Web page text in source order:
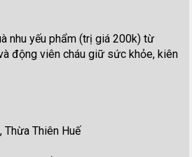
nhu yếu phẩm (trị giá 200k) từ
động viên cháu giữ sức khỏe, kiên
Thừa Thiên Huế